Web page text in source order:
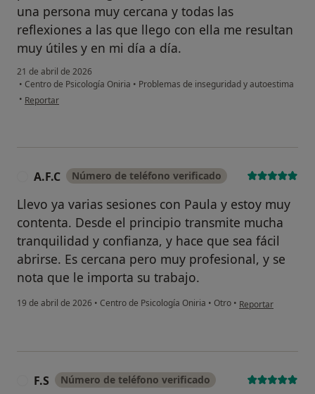
una persona muy cercana y todas las
reflexiones a las que llego con ella me resultan
muy útiles y en mi día a día.
21 de abril de 2026
• Centro de Psicología Oniria • Problemas de inseguridad y autoestima
• en opinión del usuario R.M.L
Reportar
A.F.C Número de teléfono verificado
Llevo ya varias sesiones con Paula y estoy muy
contenta. Desde el principio transmite mucha
tranquilidad y confianza, y hace que sea fácil
abrirse. Es cercana pero muy profesional, y se
nota que le importa su trabajo.
19 de abril de 2026 • Centro de Psicología Oniria • Otro • en opinión del
Reportar
F.S Número de teléfono verificado